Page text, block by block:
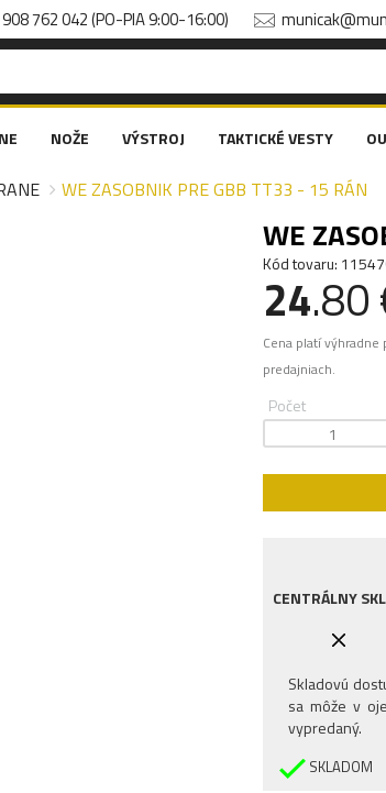
762 042 (PO-PIA 9:00-16:00)
NOŽE VÝSTROJ TAKTICKÉ VESTY
WE ZASOBNIK PRE GBB TT33 - 15 RÁN
WE
Kód tovaru:
24.80
Cena platí
predajniach.
Počet
CENTRÁLNY
Skladovú
sa môže v
vypredaný.
SKLADOM